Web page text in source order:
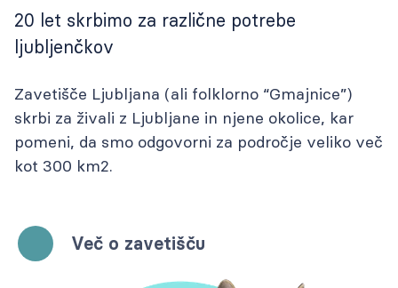
20 let skrbimo za različne potrebe
ljubljenčkov
Zavetišče Ljubljana (ali folklorno “Gmajnice”)
skrbi za živali z Ljubljane in njene okolice, kar
pomeni, da smo odgovorni za področje veliko več
kot 300 km2.
Več o zavetišču